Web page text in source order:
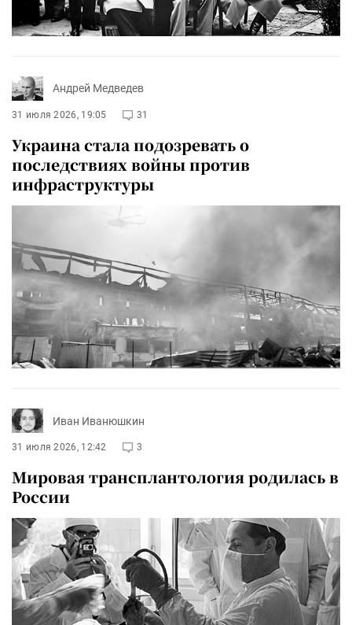
Андрей Медведев
31 июля 2026, 19:05 31
Украина стала подозревать о
последствиях войны против
инфраструктуры
Иван Иванюшкин
31 июля 2026, 12:42 3
Мировая трансплантология родилась в
России